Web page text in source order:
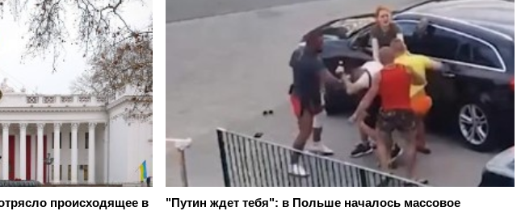
происходящее в
"Путин ждет тебя": в Польше началось массовое